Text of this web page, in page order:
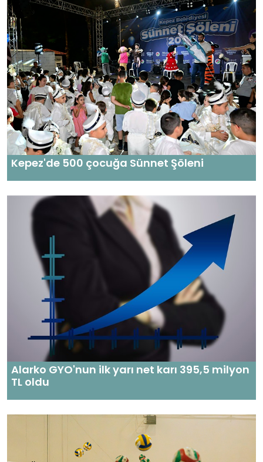
Kepez'de 500 çocuğa Sünnet Şöleni
Alarko GYO'nun ilk yarı net karı 395,5 milyon
TL oldu